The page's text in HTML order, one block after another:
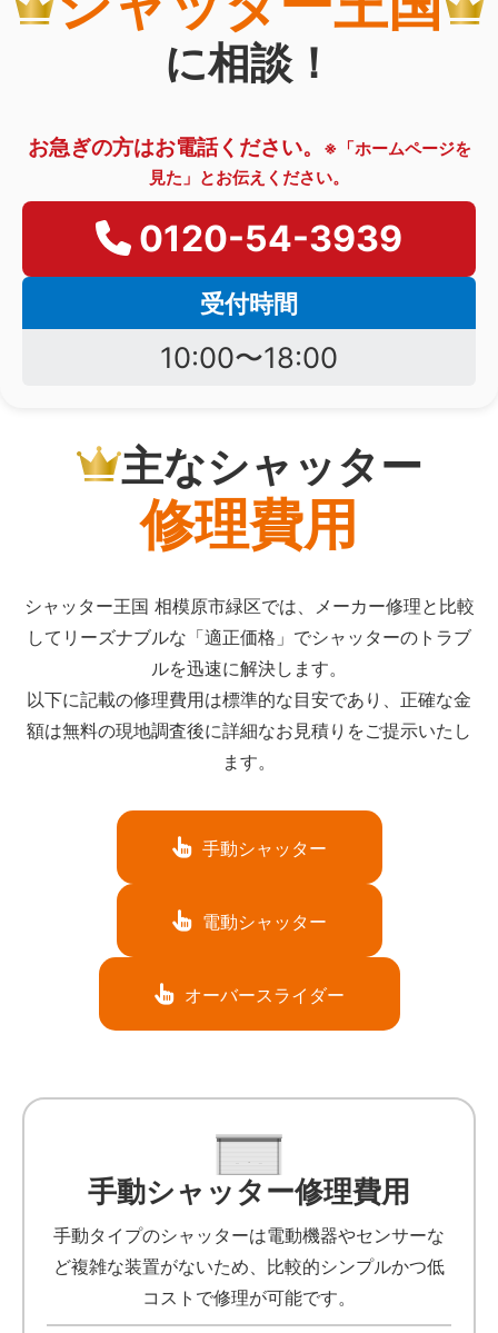
に相談！
お急ぎの方はお電話ください。
※「ホームページを
見た」とお伝えください。
0120-54-3939
受付時間
10:00〜18:00
主なシャッター
修理費用
シャッター王国 相模原市緑区では、メーカー修理と比較
してリーズナブルな「適正価格」でシャッターのトラブ
ルを迅速に解決します。
以下に記載の修理費用は標準的な目安であり、正確な金
額は無料の現地調査後に詳細なお見積りをご提示いたし
ます。
手動シャッター
電動シャッター
オーバースライダー
手動シャッター修理費用
手動タイプのシャッターは電動機器やセンサーな
ど複雑な装置がないため、比較的シンプルかつ低
コストで修理が可能です。